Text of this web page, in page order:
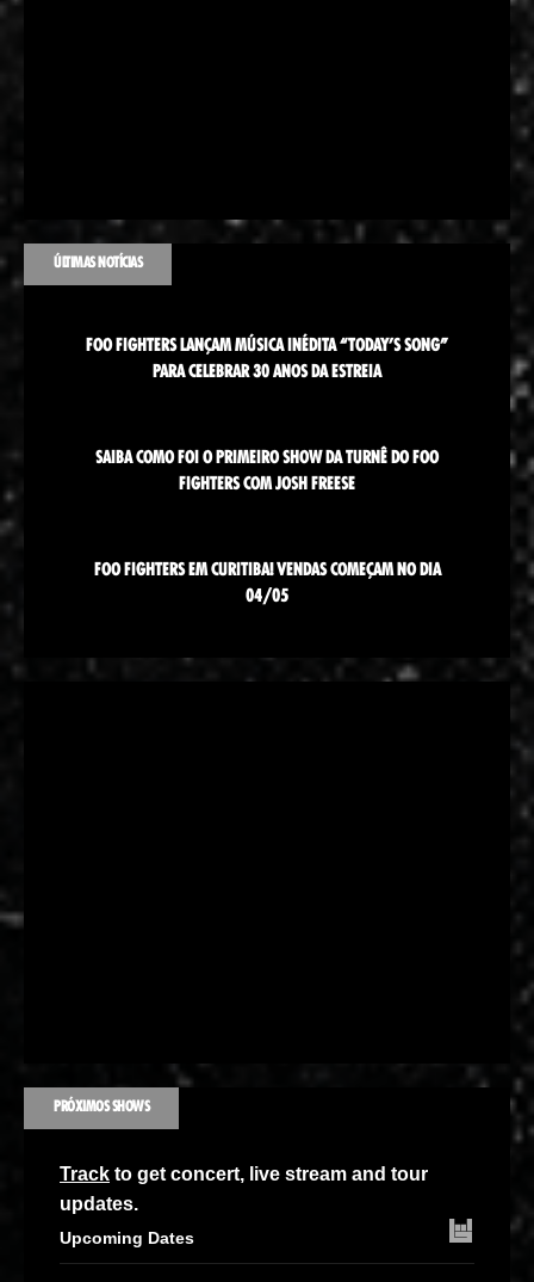
ÚLTIMAS NOTÍCIAS
FOO FIGHTERS LANÇAM MÚSICA INÉDITA “TODAY’S SONG”
PARA CELEBRAR 30 ANOS DA ESTREIA
SAIBA COMO FOI O PRIMEIRO SHOW DA TURNÊ DO FOO
FIGHTERS COM JOSH FREESE
FOO FIGHTERS EM CURITIBA! VENDAS COMEÇAM NO DIA
04/05
PRÓXIMOS SHOWS
Track to get concert, live stream and tour
updates.
Upcoming Dates